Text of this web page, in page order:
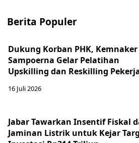
Berita Populer
Dukung Korban PHK,
Sampoerna Gelar Pelatihan
Upskilling dan Reskilling
16 Juli 2026
Jabar Tawarkan Insentif Fiskal
Jaminan Listrik untuk Kejar